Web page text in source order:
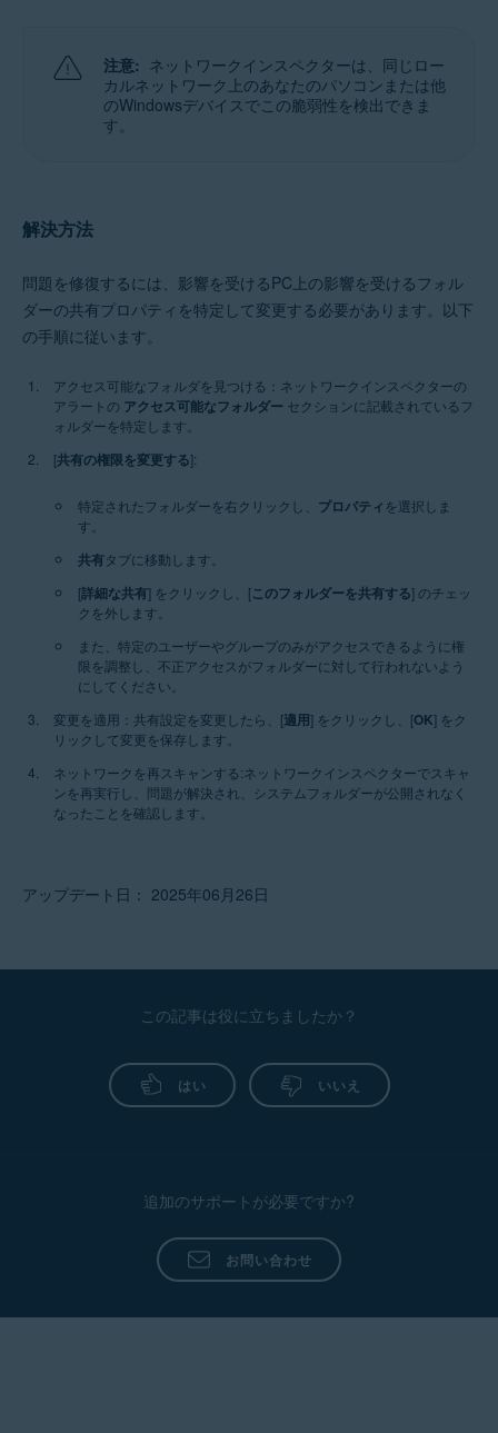
注意: ネットワークインスペクターは、同じロー
カルネットワーク上のあなたのパソコンまたは他
のWindowsデバイスでこの脆弱性を検出できま
す。
解決方法
問題を修復するには、影響を受けるPC上の影響を受けるフォル
ダーの共有プロパティを特定して変更する必要があります。以下
の手順に従います。
アクセス可能なフォルダを見つける： ネットワークインスペクターの
アラートの アクセス可能なフォルダー セクションに記載されているフ
ォルダーを特定します。
[共有の権限を変更する]:
特定されたフォルダーを右クリックし、 プロパティ を選択しま
す。
共有タブに移動します。
[詳細な共有] をクリックし、[このフォルダーを共有する] のチェッ
クを外します。
また、特定のユーザーやグループのみがアクセスできるように権
限を調整し、不正アクセスがフォルダーに対して行われないよう
にしてください。
変更を適用： 共有設定を変更したら、[適用] をクリックし、[OK] をク
リックして変更を保存します。
ネットワークを再スキャンする:ネットワークインスペクターでスキャ
ンを再実行し、問題が解決され、システムフォルダーが公開されなく
なったことを確認します。
アップデート日： 2025年06月26日
この記事は役に立ちましたか？
はい いいえ
追加のサポートが必要ですか?
お問い合わせ